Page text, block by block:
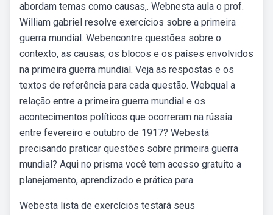
abordam temas como causas,. Webnesta aula o prof.
William gabriel resolve exercícios sobre a primeira
guerra mundial. Webencontre questões sobre o
contexto, as causas, os blocos e os países envolvidos
na primeira guerra mundial. Veja as respostas e os
textos de referência para cada questão. Webqual a
relação entre a primeira guerra mundial e os
acontecimentos políticos que ocorreram na rússia
entre fevereiro e outubro de 1917? Webestá
precisando praticar questões sobre primeira guerra
mundial? Aqui no prisma você tem acesso gratuito a
planejamento, aprendizado e prática para.
Webesta lista de exercícios testará seus